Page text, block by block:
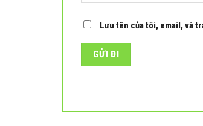
Lưu tên của tôi, email, và